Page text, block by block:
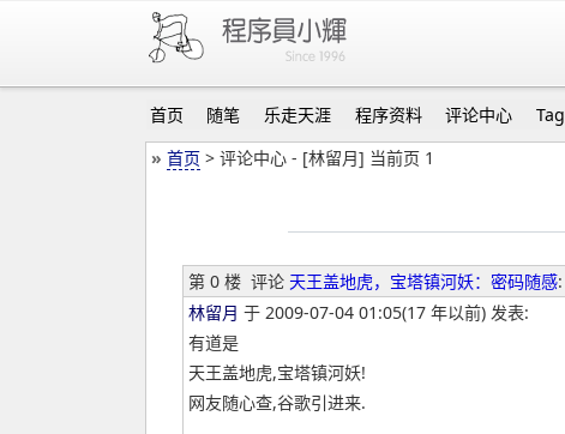
首页 随笔 乐走天涯 程序资料 评论中心 Tag
» 首页 > 评论中心 - [林留月] 当前页 1
第 0 楼 评论 天王盖地虎，宝塔镇河妖：密码随感:
林留月 于 2009-07-04 01:05(17 年以前) 发表:
有道是
天王盖地虎,宝塔镇河妖!
网友随心查,谷歌引进来.